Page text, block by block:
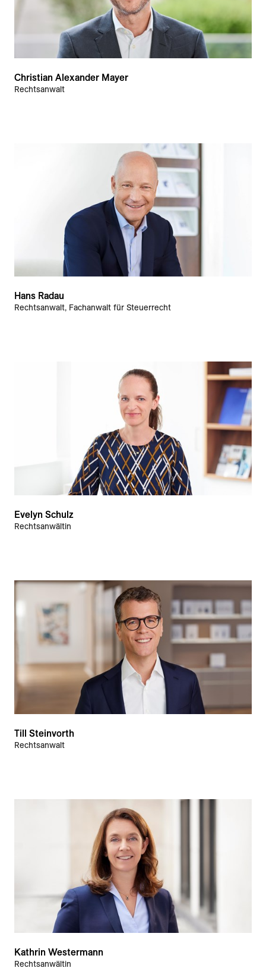
Christian Alexander Mayer
Rechtsanwalt
Hans Radau
Rechtsanwalt, Fachanwalt für Steuerrecht
Evelyn Schulz
Rechtsanwältin
Till Steinvorth
Rechtsanwalt
Kathrin Westermann
Rechtsanwältin